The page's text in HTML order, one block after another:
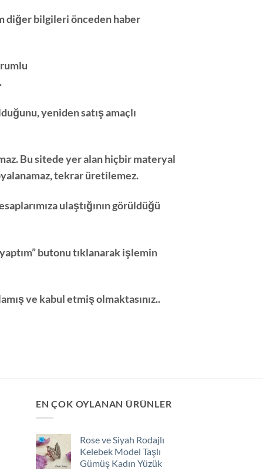
diğer bilgileri önceden haber
yeniden satış amaçlı
Bu sitede yer alan hiçbir materyal
tekrar üretilemez.
ulaştığının görüldüğü
butonu tıklanarak işlemin
ve kabul etmiş olmaktasınız..
EN ÇOK OYLANAN ÜRÜNLER
Rose ve Siyah Rodajlı
Kelebek Model Taşlı
Gümüş Kadın Yüzük